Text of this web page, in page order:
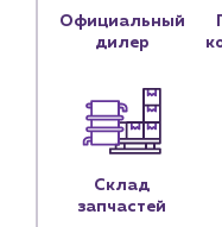
Контактные данные
Наши партнёры
Чат-бот
Пн – пт: 9:00
Официальный
дилер
Склад
запчастей